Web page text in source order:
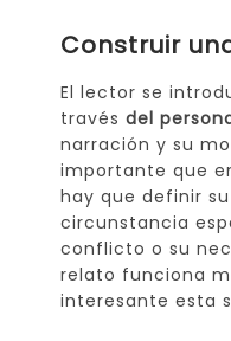
Construir
El lector se
través del
narración y su
importante que
hay que definir
circunstancia
conflicto o su
relato funciona
interesante esta